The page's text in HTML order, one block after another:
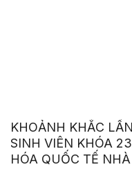
KHOẢNH KHẮC
SINH VIÊN KHÓA
HÓA QUỐC TẾ